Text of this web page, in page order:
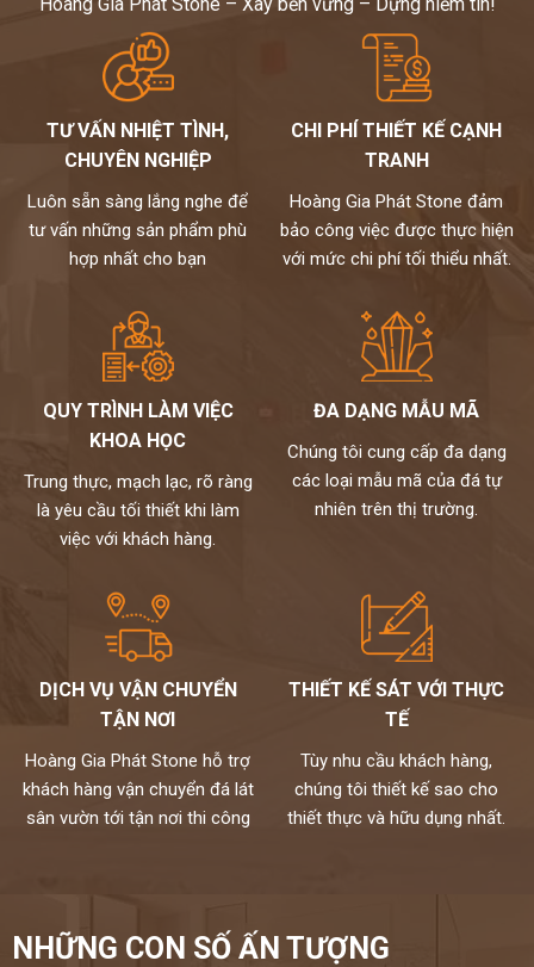
TƯ VẤN NHIỆT TÌNH,
CHUYÊN NGHIỆP
Luôn sẵn sàng lắng nghe để
tư vấn những sản phẩm phù
hợp nhất cho bạn
CHI PHÍ THIẾT KẾ CẠNH
TRANH
Hoàng Gia Phát Stone đảm
bảo công việc được thực hiện
với mức chi phí tối thiểu nhất.
QUY TRÌNH LÀM VIỆC
KHOA HỌC
Trung thực, mạch lạc, rõ ràng
là yêu cầu tối thiết khi làm
việc với khách hàng.
ĐA DẠNG MẪU MÃ
Chúng tôi cung cấp đa dạng
các loại mẫu mã của đá tự
nhiên trên thị trường.
DỊCH VỤ VẬN CHUYỂN
TẬN NƠI
Hoàng Gia Phát Stone hỗ trợ
khách hàng vận chuyển đá lát
sân vườn tới tận nơi thi công
THIẾT KẾ SÁT VỚI THỰC
TẾ
Tùy nhu cầu khách hàng,
chúng tôi thiết kế sao cho
thiết thực và hữu dụng nhất.
NHỮNG CON SỐ ẤN TƯỢNG